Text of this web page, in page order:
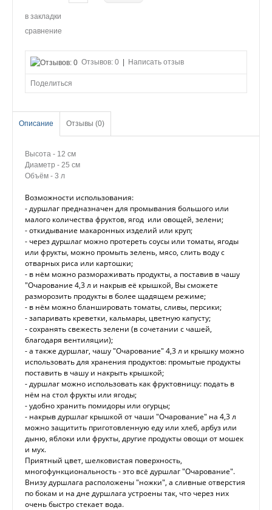
в закладки
сравнение
Отзывов: 0 Написать отзыв
Поделиться
Описание Отзывы (0)
Высота - 12 см
Диаметр - 25 см
Объём - 3 л
Возможности использования:
- дуршлаг предназначен для промывания большого или
малого количества фруктов, ягод или овощей, зелени;
- откидывание макаронных изделий или круп;
- через дуршлаг можно протереть соусы или томаты, ягоды
или фрукты, можно промыть зелень, мясо, слить воду с
отварных риса или картошки;
- в нём можно размораживать продукты, а поставив в чашу
"Очарование 4,3 л и накрыв её крышкой, Вы сможете
разморозить продукты в более щадящем режиме;
- в нём можно бланшировать томаты, сливы, персики;
- запаривать креветки, кальмары, цветную капусту;
- сохранять свежесть зелени (в сочетании с чашей,
благодаря вентиляции);
- а также дуршлаг, чашу "Очарование" 4,3 л и крышку можно
использовать для хранения продуктов: промытые продукты
поставить в чашу и накрыть крышкой;
- дуршлаг можно использовать как фруктовницу: подать в
нём на стол фрукты или ягоды;
- удобно хранить помидоры или огурцы;
- накрыв дуршлаг крышкой от чаши "Очарование" на 4,3 л
можно защитить приготовленную еду или хлеб, арбуз или
дыню, яблоки или фрукты, другие продукты овощи от мошек
и мух.
Приятный цвет, шелковистая поверхность,
многофункциональность - это всё дуршлаг "Очарование".
Внизу дуршлага расположены "ножки", а сливные отверстия
по бокам и на дне дуршлага устроены так, что через них
очень быстро стекает вода.